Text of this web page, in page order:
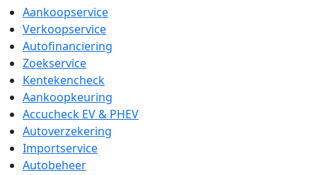
Aankoopservice
Verkoopservice
Autofinanciering
Zoekservice
Kentekencheck
Aankoopkeuring
Accucheck EV & PHEV
Autoverzekering
Importservice
Autobeheer